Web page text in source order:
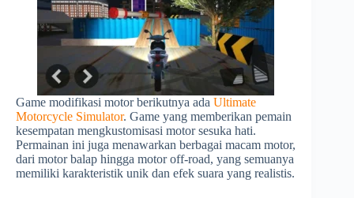
Game modifikasi motor berikutnya ada Ultimate
Motorcycle Simulator. Game yang memberikan pemain
kesempatan mengkustomisasi motor sesuka hati.
Permainan ini juga menawarkan berbagai macam motor,
dari motor balap hingga motor off-road, yang semuanya
memiliki karakteristik unik dan efek suara yang realistis.